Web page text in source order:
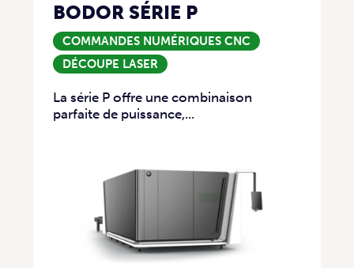
BODOR SÉRIE P
COMMANDES NUMÉRIQUES CNC
DÉCOUPE LASER
La série P offre une combinaison
parfaite de puissance,...